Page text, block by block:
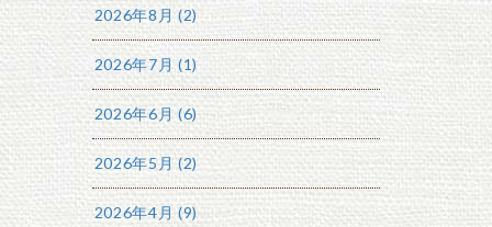
2026年8月 (2)
2026年7月 (1)
2026年6月 (6)
2026年5月 (2)
2026年4月 (9)